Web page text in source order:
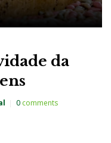
da
0comments